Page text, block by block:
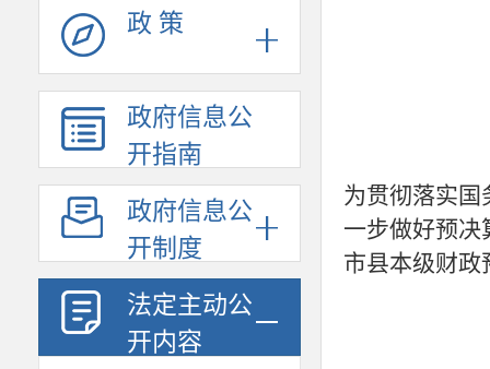
政 策
政府信息公
开指南
政府信息公
开制度
法定主动公
开内容
为贯彻落实国
一步做好预决
市县本级财政